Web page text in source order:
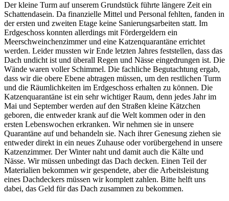
Der kleine Turm auf unserem Grundstück führte längere Zeit ein
Schattendasein. Da finanzielle Mittel und Personal fehlten, fanden in
der ersten und zweiten Etage keine Sanierungsarbeiten statt. Im
Erdgeschoss konnten allerdings mit Fördergeldern ein
Meerschweinchenzimmer und eine Katzenquarantäne errichtet
werden. Leider mussten wir Ende letzten Jahres feststellen, dass das
Dach undicht ist und überall Regen und Nässe eingedrungen ist. Die
Wände waren voller Schimmel. Die fachliche Begutachtung ergab,
dass wir die obere Ebene abtragen müssen, um den restlichen Turm
und die Räumlichkeiten im Erdgeschoss erhalten zu können. Die
Katzenquarantäne ist ein sehr wichtiger Raum, denn jedes Jahr im
Mai und September werden auf den Straßen kleine Kätzchen
geboren, die entweder krank auf die Welt kommen oder in den
ersten Lebenswochen erkranken. Wir nehmen sie in unsere
Quarantäne auf und behandeln sie. Nach ihrer Genesung ziehen sie
entweder direkt in ein neues Zuhause oder vorübergehend in unsere
Katzenzimmer. Der Winter naht und damit auch die Kälte und
Nässe. Wir müssen unbedingt das Dach decken. Einen Teil der
Materialien bekommen wir gespendete, aber die Arbeitsleistung
eines Dachdeckers müssen wir komplett zahlen. Bitte helft uns
dabei, das Geld für das Dach zusammen zu bekommen.